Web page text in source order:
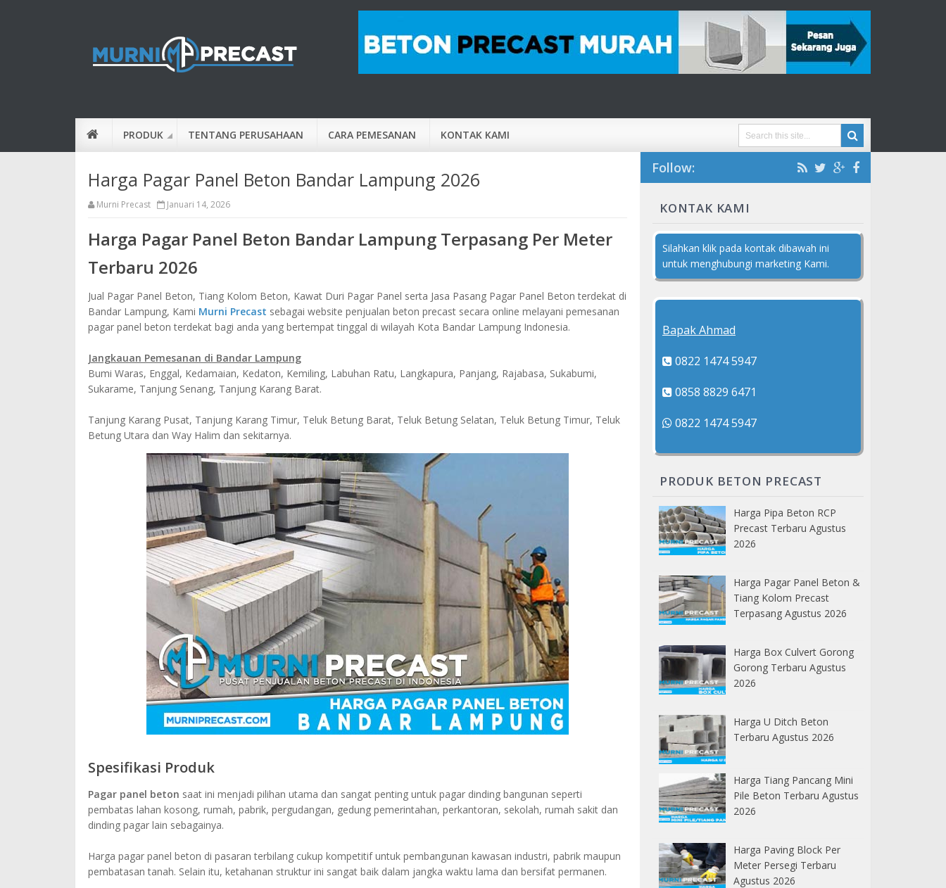
PRODUK TENTANG PERUSAHAAN CARA PEMESANAN KONTAK KAMI
Harga Pagar Panel Beton Bandar Lampung 2026
Murni Precast Januari 14, 2026
Harga Pagar Panel Beton Bandar Lampung Terpasang Per Meter
Terbaru 2026
Jual Pagar Panel Beton, Tiang Kolom Beton, Kawat Duri Pagar Panel serta Jasa Pasang Pagar Panel Beton terdekat di
Bandar Lampung, Kami Murni Precast sebagai website penjualan beton precast secara online melayani pemesanan
pagar panel beton terdekat bagi anda yang bertempat tinggal di wilayah Kota Bandar Lampung Indonesia.
Jangkauan Pemesanan di Bandar Lampung
Bumi Waras, Enggal, Kedamaian, Kedaton, Kemiling, Labuhan Ratu, Langkapura, Panjang, Rajabasa, Sukabumi,
Sukarame, Tanjung Senang, Tanjung Karang Barat.
Tanjung Karang Pusat, Tanjung Karang Timur, Teluk Betung Barat, Teluk Betung Selatan, Teluk Betung Timur, Teluk
Betung Utara dan Way Halim dan sekitarnya.
Spesifikasi Produk
Pagar panel beton saat ini menjadi pilihan utama dan sangat penting untuk pagar dinding bangunan seperti
pembatas lahan kosong, rumah, pabrik, pergudangan, gedung pemerintahan, perkantoran, sekolah, rumah sakit dan
dinding pagar lain sebagainya.
Harga pagar panel beton di pasaran terbilang cukup kompetitif untuk pembangunan kawasan industri, pabrik maupun
pembatasan tanah. Selain itu, ketahanan struktur ini sangat baik dalam jangka waktu lama dan bersifat permanen.
Follow:
KONTAK KAMI
Silahkan klik pada kontak dibawah ini
untuk menghubungi marketing Kami.
Bapak Ahmad
0822 1474 5947
0858 8829 6471
0822 1474 5947
PRODUK BETON PRECAST
Harga Pipa Beton RCP
Precast Terbaru Agustus
2026
Harga Pagar Panel Beton &
Tiang Kolom Precast
Terpasang Agustus 2026
Harga Box Culvert Gorong
Gorong Terbaru Agustus
2026
Harga U Ditch Beton
Terbaru Agustus 2026
Harga Tiang Pancang Mini
Pile Beton Terbaru Agustus
2026
Harga Paving Block Per
Meter Persegi Terbaru
Agustus 2026